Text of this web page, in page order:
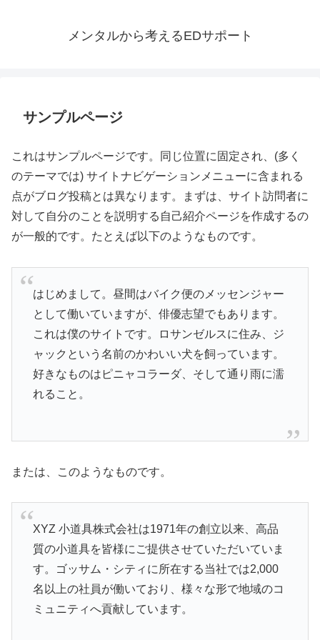
メンタルから考えるEDサポート
サンプルページ
これはサンプルページです。同じ位置に固定され、(多く
のテーマでは) サイトナビゲーションメニューに含まれる
点がブログ投稿とは異なります。まずは、サイト訪問者に
対して自分のことを説明する自己紹介ページを作成するの
が一般的です。たとえば以下のようなものです。
はじめまして。昼間はバイク便のメッセンジャー
として働いていますが、俳優志望でもあります。
これは僕のサイトです。ロサンゼルスに住み、ジ
ャックという名前のかわいい犬を飼っています。
好きなものはピニャコラーダ、そして通り雨に濡
れること。
または、このようなものです。
XYZ 小道具株式会社は1971年の創立以来、高品
質の小道具を皆様にご提供させていただいていま
す。ゴッサム・シティに所在する当社では2,000
名以上の社員が働いており、様々な形で地域のコ
ミュニティへ貢献しています。